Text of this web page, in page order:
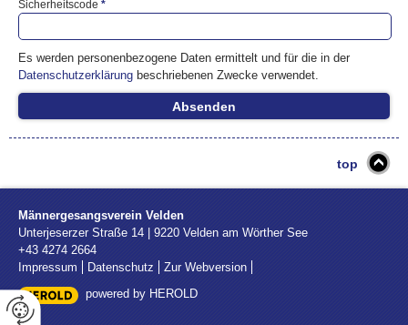
Sicherheitscode *
Es werden personenbezogene Daten ermittelt und für die in der
Datenschutzerklärung beschriebenen Zwecke verwendet.
top
Männergesangsverein Velden
Unterjeserzer Straße 14
9220 Velden am Wörther See
+43 4274 2664
Impressum
Datenschutz
Zur Webversion
powered by HEROLD